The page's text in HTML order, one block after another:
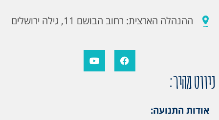
ההנהלה הארצית: רחוב הבושם 11, גילה ירושלים
ניווט מהיר:
אודות התנועה: